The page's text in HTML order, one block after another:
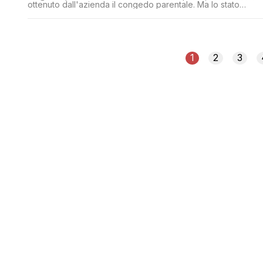
ottenuto dall'azienda il congedo parentale. Ma lo stato
1 2 3